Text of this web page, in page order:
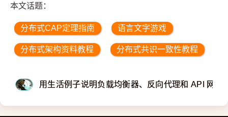
本文话题：
分布式CAP定理指南 语言文字游戏
分布式架构资料教程 分布式共识一致性教程
用生活例子说明负载均衡器、反向代理和 API 网关